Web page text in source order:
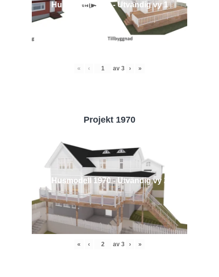
Husmodell 3104 - Utvändig vy 1
« ‹ av 3 › »
Projekt 1970
Husmodell 1970 - Utvändig vy 2
« ‹ av 3 › »